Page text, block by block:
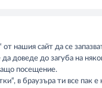
нашия сайт да се
доведе до загуба на
посещение.
в браузъра ти все